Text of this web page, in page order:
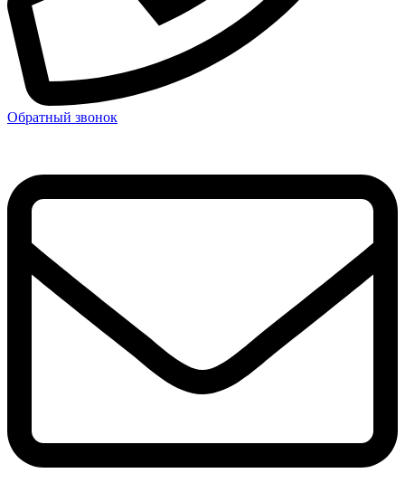
Обратный звонок